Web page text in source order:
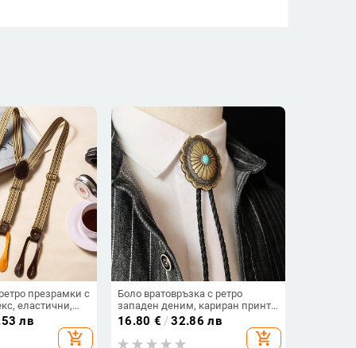
презрамки с
еластични,
6 клипа,
силна
лв
add_shopping_cart
Боло вратовръзка с ретро
западен деним, кариран принт,
ръчна изработка, унисекс
16.80 € /32.86 лв
add_shopping_cart